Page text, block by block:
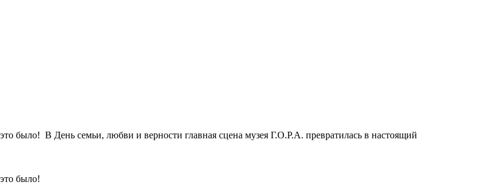
было! В День семьи, любви и верности главная сцена музея Г.О.Р.А. превратилась в настоящий
было!